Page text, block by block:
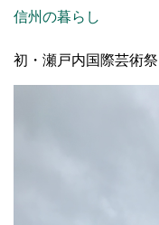
信州の暮らし
初・瀬戸内国際芸術祭